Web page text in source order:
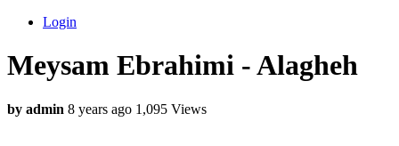
Login
Meysam Ebrahimi - Alagheh
by admin 8 years ago 1,095 Views